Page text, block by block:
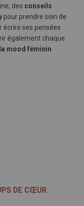
des conseils
pour prendre soin de
écrire ses pensées
également chaque
mood féminin
DE CŒUR